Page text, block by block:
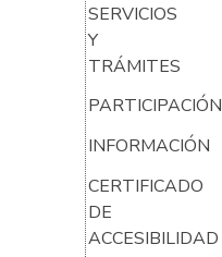
SERVICIOS
Y
TRÁMITES
PARTICIPACIÓN
INFORMACIÓN
CERTIFICADO
DE
ACCESIBILIDAD